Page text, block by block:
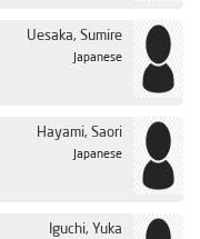
Uesaka, Sumire
Japanese
Hayami, Saori
Japanese
Iguchi, Yuka